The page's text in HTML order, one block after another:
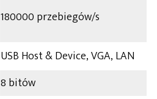
180000 przebiegów/s
USB Host & Device, VGA, LAN
8 bitów